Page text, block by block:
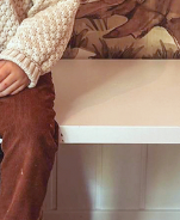
Botanische Eleganz
Special
Price
11,00 CHF